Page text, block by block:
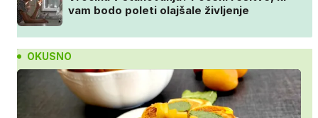
vam bodo poleti olajšale življenje
OKUSNO